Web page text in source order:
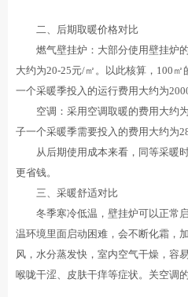
二、后期取暖价格对比
燃气壁挂炉：大部分使用壁挂炉的
大约为20-25元/㎡。以此核算，100㎡
一个采暖季投入的运行费用大约为
空调：采用空调取暖的费用大约为
子一个采暖季需要投入的费用大约为
从后期使用成本来看，同等采暖时
更省钱。
三、采暖舒适对比
冬季寒冷低温，壁挂炉可以正常启
温环境里面启动困难，会不断化霜，
风，水分蒸发快，室内空气干燥，容
喉咙干涩、皮肤干痒等症状。关空调